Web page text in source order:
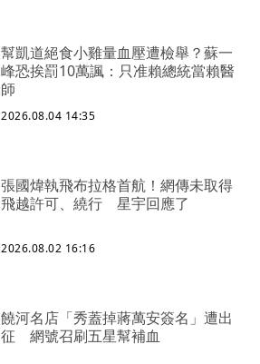
幫凱道絕食小雞量血壓遭檢舉？蘇一
峰恐挨罰10萬諷：只准賴總統當賴醫
師
2026.08.04 14:35
張國煒執飛布拉格首航！網傳未取得
飛越許可、繞行 星宇回應了
2026.08.02 16:16
饒河名店「秀蓋掉蔣萬安簽名」遭出
征 網號召刷五星幫補血